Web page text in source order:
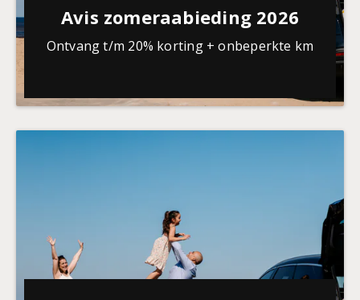
Avis zomeraabieding 2026
Ontvang t/m 20% korting + onbeperkte km